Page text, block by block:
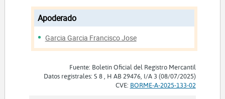
Apoderado
Garcia Garcia Francisco Jose
Fuente: Boletín Oficial del Registro Mercantil
Datos registrales: S 8 , H AB 29476, I/A 3 (08/07/2025)
CVE: BORME-A-2025-133-02